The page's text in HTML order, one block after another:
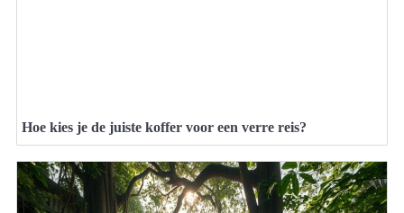
Hoe kies je de juiste koffer voor een verre reis?